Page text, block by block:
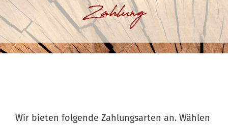
Zahlung
Wir bieten folgende Zahlungsarten an. Wählen